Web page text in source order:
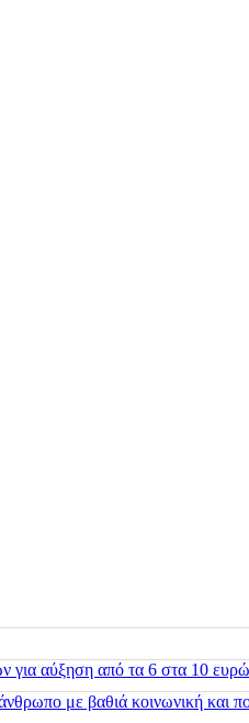
αύξηση από τα 6 στα 10
με βαθιά κοινωνική και